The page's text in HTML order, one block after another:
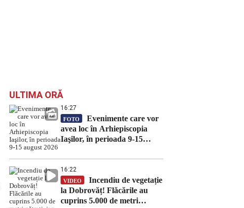
ULTIMA ORĂ
16:27
FOTO
Evenimente care vor
avea loc în Arhiepiscopia
Iaşilor, în perioada 9-15
16:22
VIDEO
Incendiu de vegetație
la Dobrovăț! Flăcările au
cuprins 5.000 de metri